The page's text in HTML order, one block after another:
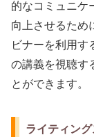
的なコミュニケ
向上させるため
ビナーを利用す
の講義を視聴す
とができます。
ライティン